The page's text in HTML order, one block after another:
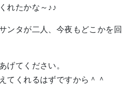
れたかな～♪♪
ンタが二人、今夜もどこかを回
げてください。
てくれるはずですから＾＾